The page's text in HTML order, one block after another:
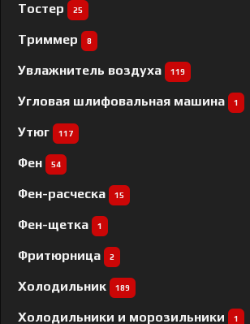
Тостер 25
Триммер 8
Увлажнитель воздуха 119
Угловая шлифовальная машина 1
Утюг 117
Фен 54
Фен-расческа 15
Фен-щетка 1
Фритюрница 2
Холодильник 189
Холодильники и морозильники 1